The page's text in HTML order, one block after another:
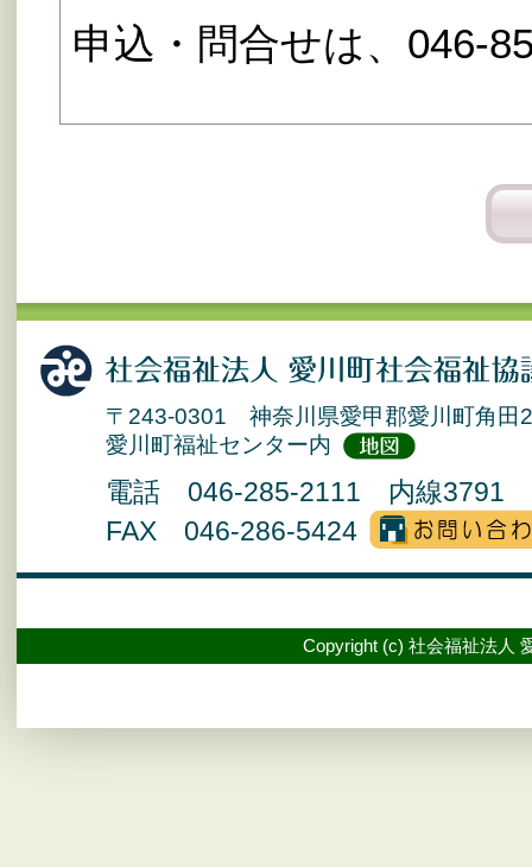
申込・問合せは、046-
〒243-0301 神奈川県愛甲郡愛川町角田
愛川町福祉センター内
電話 046-285-2111 内線
FAX 046-286-5424
Copyright (c) 社会福祉法人